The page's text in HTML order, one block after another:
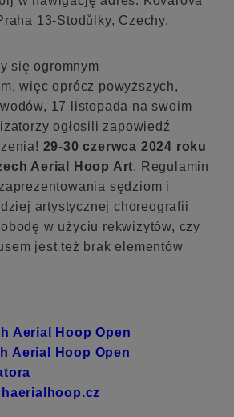
13-Stodůlky, Czechy.
się ogromnym
więc oprócz powyższych,
17 listopada na swoim
ogłosili zapowiedź
29-30 czerwca 2024 roku
Aerial Hoop Art. Regulamin
sędziom i
artystycznej choreografii
w użyciu rekwizytów, czy
jest też brak elementów
Aerial Hoop Open
Aerial Hoop Open